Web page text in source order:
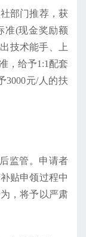
部门推荐，获
准(现金奖励额
技术能手、上
，给予1:1配套
3000元/人的扶
监管。申请者
贴申领过程中
，将予以严肃